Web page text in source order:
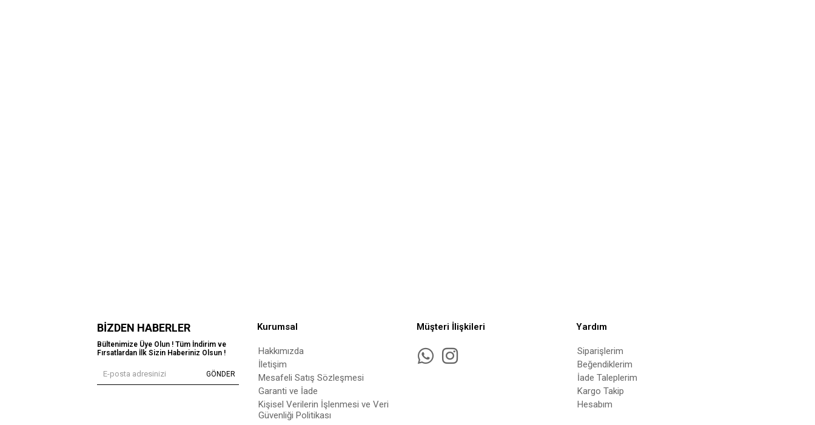
BIZDEN HABERLER
Bültenimize Üye Olun ! Tüm İndirim ve
Fırsatlardan İlk Sizin Haberiniz Olsun !
GÖNDER
Kurumsal
Hakkımızda
İletişim
Mesafeli Satış Sözleşmesi
Garanti ve İade
Kişisel Verilerin İşlenmesi ve Veri
Güvenliği Politikası
Müşteri İlişkileri Yardım
Siparişlerim
Beğendiklerim
İade Taleplerim
Kargo Takip
Hesabım